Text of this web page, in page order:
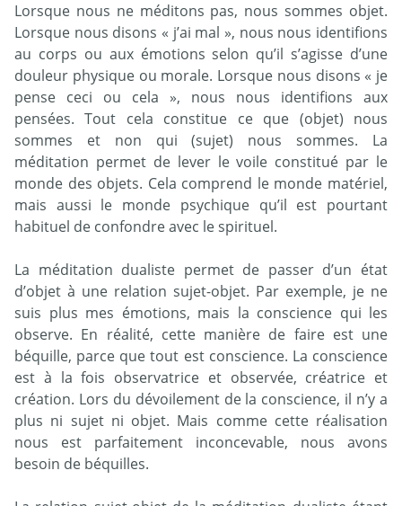
Lorsque nous ne méditons pas, nous sommes objet.
Lorsque nous disons « j’ai mal », nous nous identifions
au corps ou aux émotions selon qu’il s’agisse d’une
douleur physique ou morale. Lorsque nous disons « je
pense ceci ou cela », nous nous identifions aux
pensées. Tout cela constitue ce que (objet) nous
sommes et non qui (sujet) nous sommes. La
méditation permet de lever le voile constitué par le
monde des objets. Cela comprend le monde matériel,
mais aussi le monde psychique qu’il est pourtant
habituel de confondre avec le spirituel.
La méditation dualiste permet de passer d’un état
d’objet à une relation sujet-objet. Par exemple, je ne
suis plus mes émotions, mais la conscience qui les
observe. En réalité, cette manière de faire est une
béquille, parce que tout est conscience. La conscience
est à la fois observatrice et observée, créatrice et
création. Lors du dévoilement de la conscience, il n’y a
plus ni sujet ni objet. Mais comme cette réalisation
nous est parfaitement inconcevable, nous avons
besoin de béquilles.